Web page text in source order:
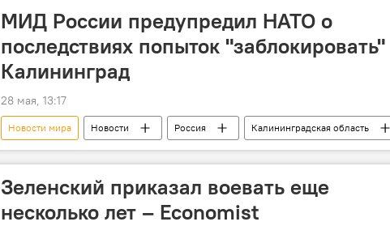
МИД России предупредил НАТО о
последствиях попыток "заблокировать"
Калининград
28 мая, 13:17
Новости мира Новости Россия Калининградская область
МИД России
Зеленский приказал воевать еще
несколько лет – Economist